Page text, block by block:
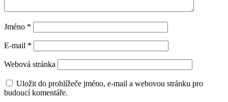
Jméno *
E-mail *
Webová stránka
Uložit do prohlížeče jméno, e-mail a webovou stránku pro
budoucí komentáře.